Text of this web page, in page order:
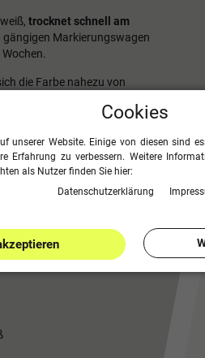
trocknet schnell am
Markierungswagen
die Farbe nahezu von
und einfach. Dank der
wird.
ist siebesonders
Cookies
unserer Website. Einige von diesen sind
Erfahrung zu verbessern. Weitere
als Nutzer finden Sie hier:
Daten­schutz­erklärung